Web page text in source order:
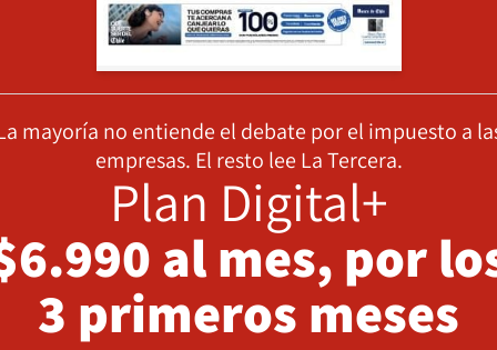
mayoría no entiende el debate por el impuesto a
empresas. El resto lee La Tercera.
Plan Digital+
al mes, por
3 primeros meses